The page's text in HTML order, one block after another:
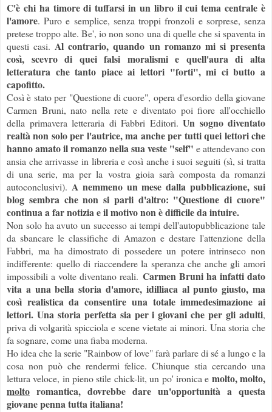
C'è chi ha timore di tuffarsi in un libro il cui tema centrale è
l'amore. Puro e semplice, senza troppi fronzoli e sorprese, senza
pretese troppo alte. Be', io non sono una di quelle che si spaventa in
questi casi. Al contrario, quando un romanzo mi si presenta
così, scevro di quei falsi moralismi e quell'aura di alta
letteratura che tanto piace ai lettori "forti", mi ci butto a
capofitto.
Così è stato per "Questione di cuore", opera d'esordio della giovane
Carmen Bruni, nato nella rete e diventato poi fiore all'occhiello
della primavera letteraria di Fabbri Editori. Un sogno diventato
realtà non solo per l'autrice, ma anche per tutti quei lettori che
hanno amato il romanzo nella sua veste "self" e attendevano con
ansia che arrivasse in libreria e così anche i suoi seguiti (sì, si tratta
di una serie, ma per la vostra gioia sarà composta da romanzi
autoconclusivi). A nemmeno un mese dalla pubblicazione, sui
blog sembra che non si parli d'altro: "Questione di cuore"
continua a far notizia e il motivo non è difficile da intuire.
Non solo ha avuto un successo ai tempi dell'autopubblicazione tale
da sbancare le classifiche di Amazon e destare l'attenzione della
Fabbri, ma ha dimostrato di possedere un potere intrinseco non
indifferente: quello di riaccendere la speranza che anche gli amori
impossibili a volte diventano reali. Carmen Bruni ha infatti dato
vita a una bella storia d'amore, idilliaca al punto giusto, ma
così realistica da consentire una totale immedesimazione ai
lettori. Una storia perfetta sia per i giovani che per gli adulti,
priva di volgarità spicciola e scene vietate ai minori. Una storia che
fa sognare, come una fiaba moderna.
Ho idea che la serie "Rainbow of love" farà parlare di sé a lungo e la
cosa non può che rendermi felice. Chiunque stia cercando una
lettura veloce, in pieno stile chick-lit, un po' ironica e molto, molto,
molto romantica, dovrebbe dare un'opportunità a questa
giovane penna tutta italiana!